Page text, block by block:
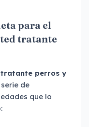
para el
tratante
tratante perros y
de
que lo